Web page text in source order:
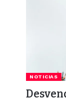
NOTICIAS